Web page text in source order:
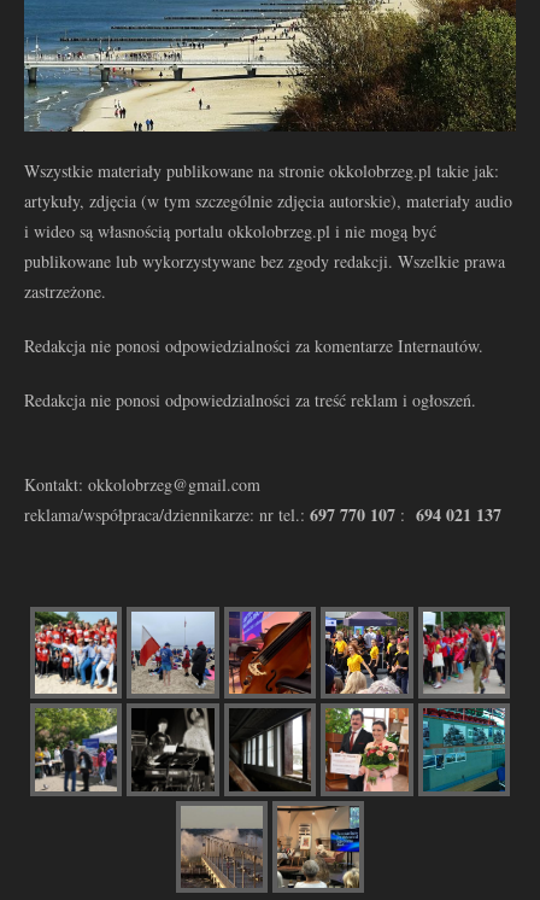
Wszystkie materiały publikowane na stronie okkolobrzeg.pl takie jak:
artykuły, zdjęcia (w tym szczególnie zdjęcia autorskie), materiały audio
i wideo są własnością portalu okkolobrzeg.pl i nie mogą być
publikowane lub wykorzystywane bez zgody redakcji. Wszelkie prawa
zastrzeżone.
Redakcja nie ponosi odpowiedzialności za komentarze Internautów.
Redakcja nie ponosi odpowiedzialności za treść reklam i ogłoszeń.
Kontakt: okkolobrzeg@gmail.com
reklama/współpraca/dziennikarze: nr tel.: 697 770 107 : 694 021 137